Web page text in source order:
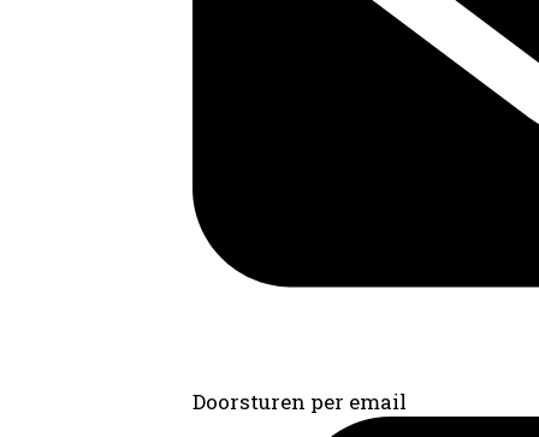
Doorsturen per email